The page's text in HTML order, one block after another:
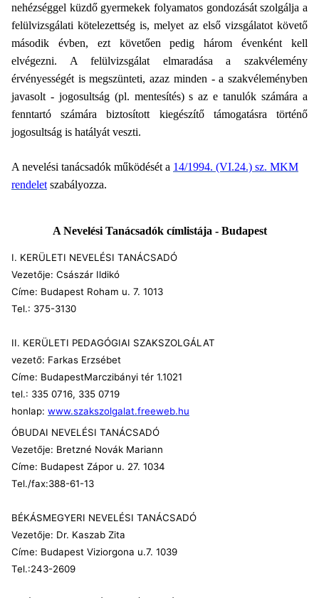
nehézséggel küzdő gyermekek folyamatos gondozását szolgálja a
felülvizsgálati kötelezettség is, melyet az első vizsgálatot követő
második évben, ezt követően pedig három évenként kell
elvégezni. A felülvizsgálat elmaradása a szakvélemény
érvényességét is megszünteti, azaz minden - a szakvéleményben
javasolt - jogosultság (pl. mentesítés) s az e tanulók számára a
fenntartó számára biztosított kiegészítő támogatásra történő
jogosultság is hatályát veszti.
A nevelési tanácsadók működését a 14/1994. (VI.24.) sz. MKM
rendelet szabályozza.
A Nevelési Tanácsadók címlistája - Budapest
I. KERÜLETI NEVELÉSI TANÁCSADÓ
Vezetője: Császár Ildikó
Címe: Budapest Roham u. 7. 1013
Tel.: 375-3130
II. KERÜLETI PEDAGÓGIAI SZAKSZOLGÁLAT
vezető: Farkas Erzsébet
Címe: BudapestMarczibányi tér 1.1021
tel.: 335 0716, 335 0719
honlap: www.szakszolgalat.freeweb.hu
ÓBUDAI NEVELÉSI TANÁCSADÓ
Vezetője: Bretzné Novák Mariann
Címe: Budapest Zápor u. 27. 1034
Tel./fax:388-61-13
BÉKÁSMEGYERI NEVELÉSI TANÁCSADÓ
Vezetője: Dr. Kaszab Zita
Címe: Budapest Viziorgona u.7. 1039
Tel.:243-2609